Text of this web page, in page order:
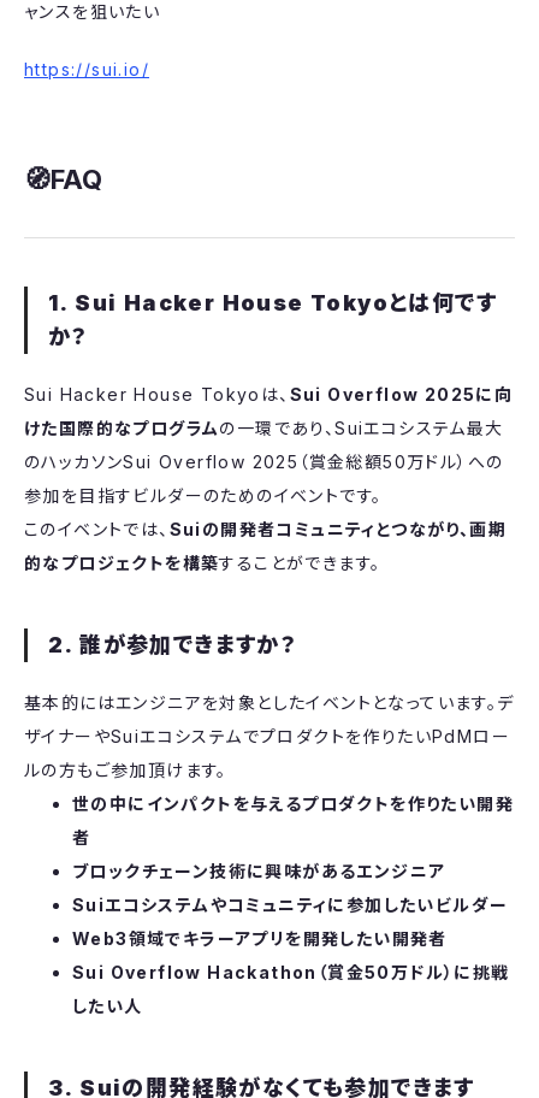
ャンスを狙いたい
https://sui.io/
​🧭FAQ
1. Sui Hacker House Tokyoとは何です
か？
​Sui Hacker House Tokyoは、 Sui Overflow 2025に向
けた国際的なプログラムの一環であり、Suiエコシステム最大
のハッカソンSui Overflow 2025（賞金総額50万ドル）への
参加を目指すビルダーのためのイベントです。
このイベントでは、 Suiの開発者コミュニティとつながり、画期
的なプロジェクトを構築することができます。
2. 誰が参加できますか？
​基本的にはエンジニアを対象としたイベントとなっています。デ
ザイナーやSuiエコシステムでプロダクトを作りたいPdMロー
ルの方もご参加頂けます。
世の中にインパクトを与えるプロダクトを作りたい開発
者
ブロックチェーン技術に興味があるエンジニア
Suiエコシステムやコミュニティに参加したいビルダー
Web3領域でキラーアプリを開発したい開発者
Sui Overflow Hackathon（賞金50万ドル）に挑戦
したい人
3. Suiの開発経験がなくても参加できます